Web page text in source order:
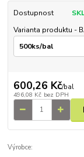
Dostupnost
Varianta produktu -
600,26 Kč/bal
496,08 Kč bez DPH
Výrobce: